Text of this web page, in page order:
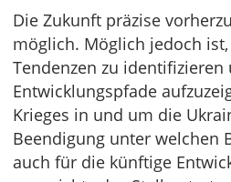
Die Zukunft präzise
möglich. Möglich jedoch
Tendenzen zu
Entwicklungspfade
Krieges in und um die
Beendigung unter welchen
auch für die künftige